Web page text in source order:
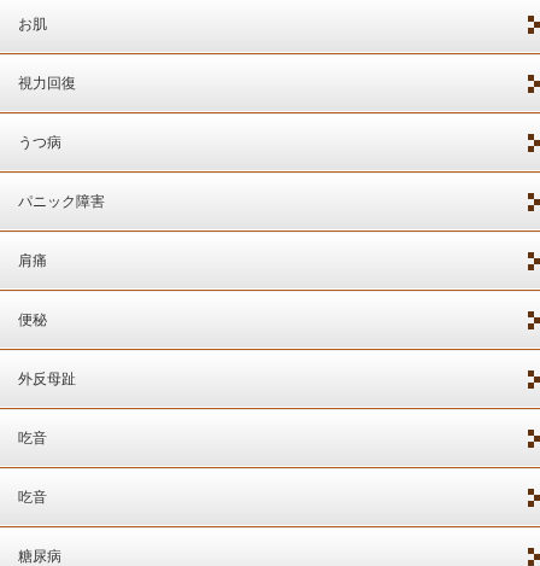
お肌
視力回復
うつ病
パニック障害
肩痛
便秘
外反母趾
吃音
吃音
糖尿病